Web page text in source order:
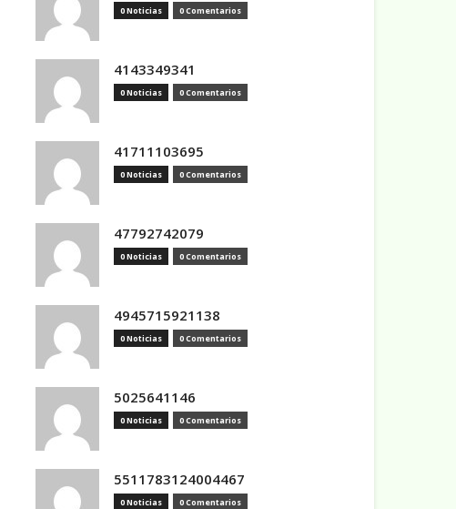
0 Noticias 0 Comentarios
4143349341
0 Noticias 0 Comentarios
41711103695
0 Noticias 0 Comentarios
47792742079
0 Noticias 0 Comentarios
4945715921138
0 Noticias 0 Comentarios
5025641146
0 Noticias 0 Comentarios
5511783124004467
0 Noticias 0 Comentarios